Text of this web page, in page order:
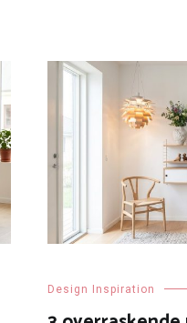
Design Inspiration